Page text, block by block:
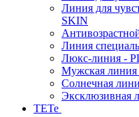
Линия для
SKIN
Линия
Люкс-линия -
Мужская линия
Солнечная
Эксклюзивная
TETe